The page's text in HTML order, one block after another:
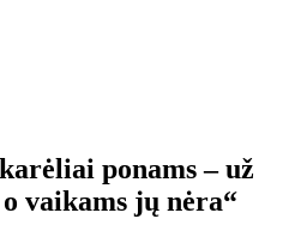
ponams – už
vaikams jų nėra“